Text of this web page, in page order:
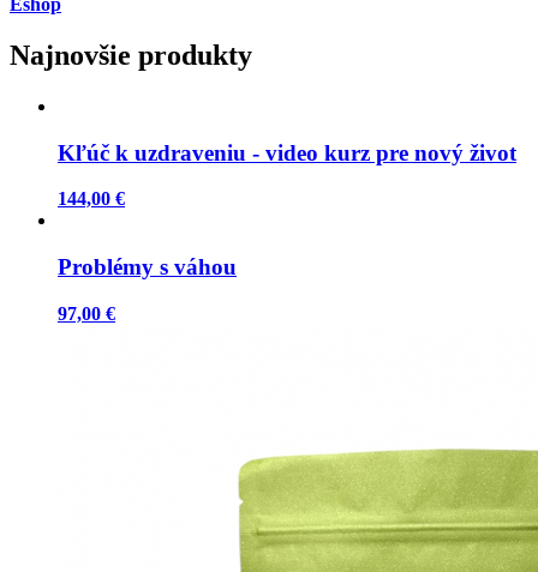
Eshop
Najnovšie produkty
Kľúč k uzdraveniu - video kurz pre nový život
144,00 €
Problémy s váhou
97,00 €